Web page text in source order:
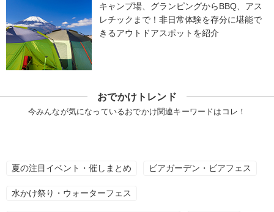
キャンプ場、グランピングからBBQ、アス
レチックまで！非日常体験を存分に堪能で
きるアウトドアスポットを紹介
おでかけトレンド
今みんなが気になっているおでかけ関連キーワードはコレ！
夏の注目イベント・催しまとめ ビアガーデン・ビアフェス
水かけ祭り・ウォーターフェス